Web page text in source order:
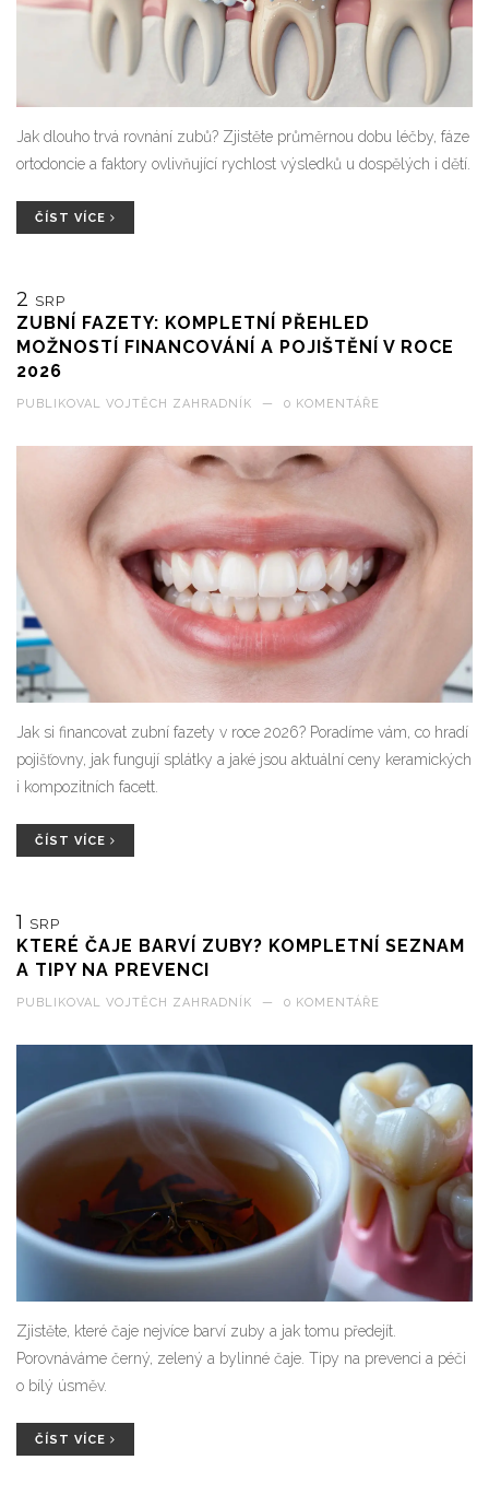
Jak dlouho trvá rovnání zubů? Zjistěte průměrnou dobu léčby, fáze
ortodoncie a faktory ovlivňující rychlost výsledků u dospělých i dětí.
ČÍST VÍCE
2 SRP
ZUBNÍ FAZETY: KOMPLETNÍ PŘEHLED
MOŽNOSTÍ FINANCOVÁNÍ A POJIŠTĚNÍ V ROCE
2026
PUBLIKOVAL VOJTĚCH ZAHRADNÍK — 0 KOMENTÁŘE
Jak si financovat zubní fazety v roce 2026? Poradíme vám, co hradí
pojišťovny, jak fungují splátky a jaké jsou aktuální ceny keramických
i kompozitních facett.
ČÍST VÍCE
1 SRP
KTERÉ ČAJE BARVÍ ZUBY? KOMPLETNÍ SEZNAM
A TIPY NA PREVENCI
PUBLIKOVAL VOJTĚCH ZAHRADNÍK — 0 KOMENTÁŘE
Zjistěte, které čaje nejvíce barví zuby a jak tomu předejít.
Porovnáváme černý, zelený a bylinné čaje. Tipy na prevenci a péči
o bílý úsměv.
ČÍST VÍCE